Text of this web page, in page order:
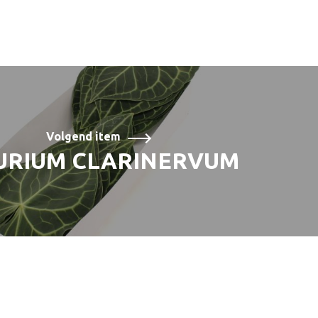
Volgend item
CLARINERVUM